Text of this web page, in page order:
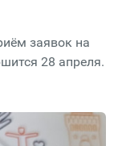
заявок на
28 апреля.